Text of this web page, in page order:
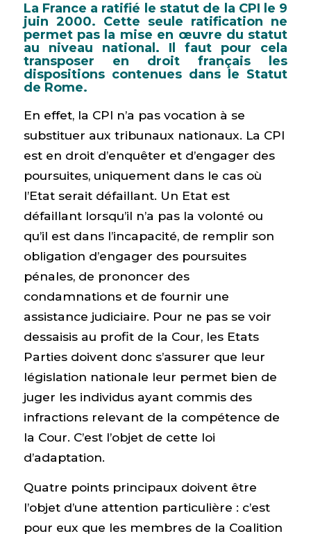
La France a ratifié le statut de la CPI le 9
juin 2000. Cette seule ratification ne
permet pas la mise en œuvre du statut
au niveau national. Il faut pour cela
transposer en droit français les
dispositions contenues dans le Statut
de Rome.
En effet, la CPI n’a pas vocation à se
substituer aux tribunaux nationaux. La CPI
est en droit d’enquêter et d’engager des
poursuites, uniquement dans le cas où
l’Etat serait défaillant. Un Etat est
défaillant lorsqu’il n’a pas la volonté ou
qu’il est dans l’incapacité, de remplir son
obligation d’engager des poursuites
pénales, de prononcer des
condamnations et de fournir une
assistance judiciaire. Pour ne pas se voir
dessaisis au profit de la Cour, les Etats
Parties doivent donc s’assurer que leur
législation nationale leur permet bien de
juger les individus ayant commis des
infractions relevant de la compétence de
la Cour. C’est l’objet de cette loi
d’adaptation.
Quatre points principaux doivent être
l’objet d’une attention particulière : c’est
pour eux que les membres de la Coalition